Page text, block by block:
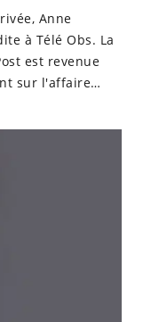
Anne
à Télé Obs. La
est revenue
sur l'affaire
Dominique
sa